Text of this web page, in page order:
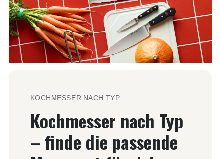
KOCHMESSER NACH TYP
Kochmesser nach Typ
– finde die passende